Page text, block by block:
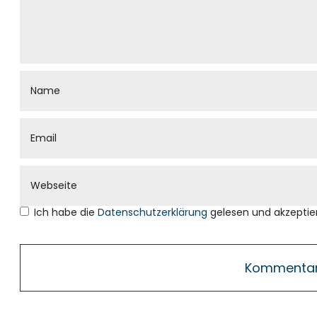
Ich habe die Datenschutzerklärung gelesen und